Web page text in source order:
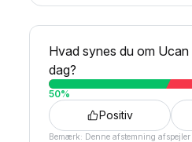
Hvad synes du om
dag?
50%
Positiv
Bemærk: Denne afstemning